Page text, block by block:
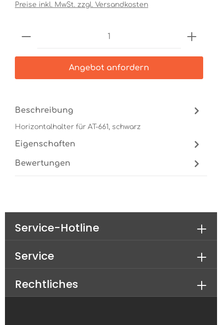
Preise inkl. MwSt. zzgl. Versandkosten
Produkt Anzahl: Gib den
Angebot anfordern
Beschreibung
Horizontalhalter für AT-661, schwarz
Eigenschaften
Bewertungen
Service-Hotline
Service
Rechtliches